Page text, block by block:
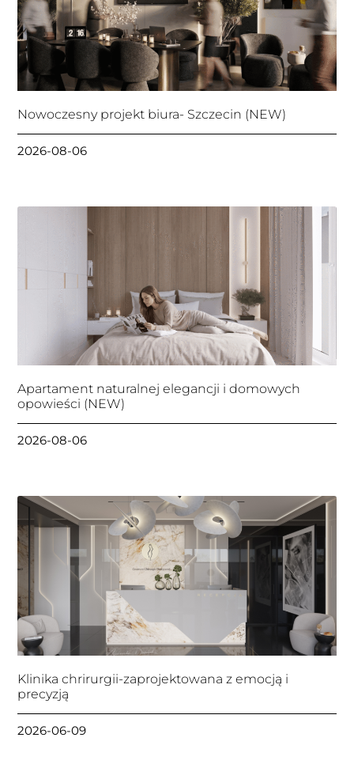
Nowoczesny projekt biura- Szczecin (NEW)
2026-08-06
Apartament naturalnej elegancji i domowych
opowieści (NEW)
2026-08-06
Klinika chrirurgii-zaprojektowana z emocją i
precyzją
2026-06-09